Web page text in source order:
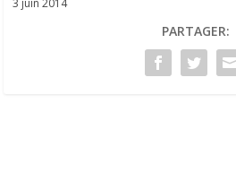
PARTAGER: